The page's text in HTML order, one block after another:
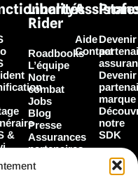
&
Liberty
Rider
Roadbooks
L’équipe
Notre
combat
Jobs
Blog
Presse
Assurances
partenaires
Marques
partenaires
Aide
Contact
Devenir
Devenir
marque
notre
SDK